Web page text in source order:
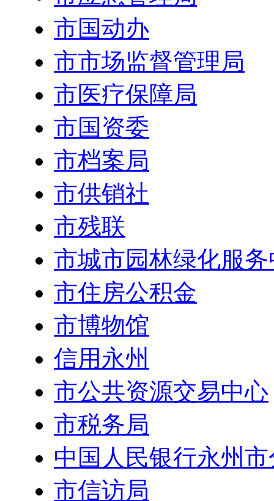
市国动办
市市场监督管理局
市医疗保障局
市国资委
市档案局
市供销社
市残联
市城市园林绿化服
市住房公积金
市博物馆
信用永州
市公共资源交易中心
市税务局
中国人民银行永州
市信访局